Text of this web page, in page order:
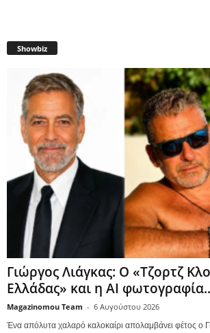
Showbiz
Γιώργος Λιάγκας: Ο «Τζορτζ
Ελλάδας» και η AI
Magazinomou Team - 6 Αυγούστου 2026
Ένα απόλυτα χαλαρό καλοκαίρι απολαμβάνει φέτος ο